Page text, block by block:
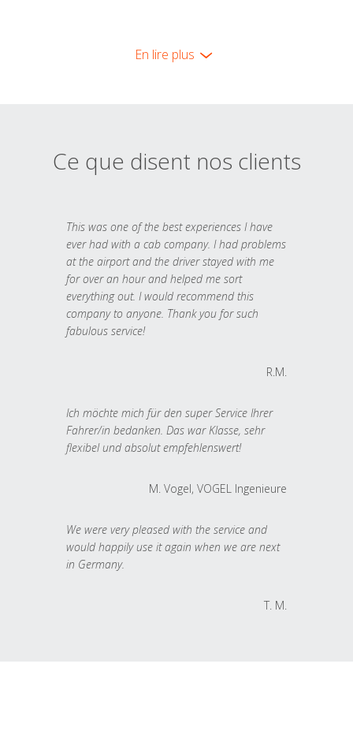
En lire plus
Ce que disent nos clients
This was one of the best experiences I have
ever had with a cab company. I had problems
at the airport and the driver stayed with me
for over an hour and helped me sort
everything out. I would recommend this
company to anyone. Thank you for such
fabulous service!
R.M.
Ich möchte mich für den super Service Ihrer
Fahrer/in bedanken. Das war Klasse, sehr
flexibel und absolut empfehlenswert!
M. Vogel, VOGEL Ingenieure
We were very pleased with the service and
would happily use it again when we are next
in Germany.
T. M.